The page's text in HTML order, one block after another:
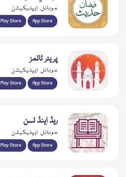
موبائل ایپلیکیشن
Play Store App Store
پریئر ٹائمز
موبائل ایپلیکیشن
Play Store App Store
ریڈ اینڈ لسن
موبائل ایپلیکیشن
Play Store App Store